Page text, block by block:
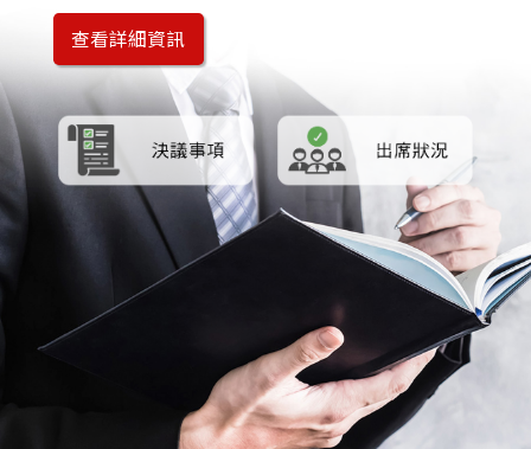
查看詳細資訊